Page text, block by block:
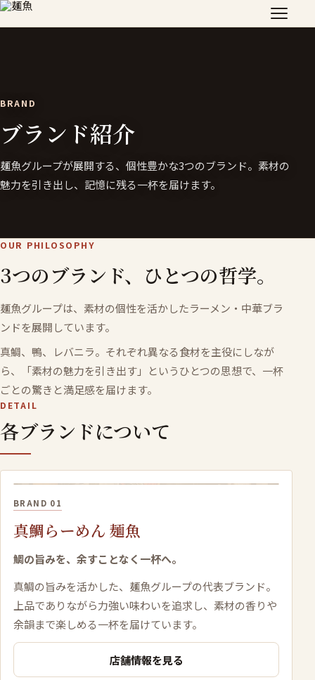
BRAND
ブランド紹介
麺魚グループが展開する、個性豊かな3つのブランド。素材の
魅力を引き出し、記憶に残る一杯を届けます。
OUR PHILOSOPHY
3つのブランド、ひとつの哲学。
麺魚グループは、素材の個性を活かしたラーメン・中華ブラ
ンドを展開しています。
真鯛、鴨、レバニラ。それぞれ異なる食材を主役にしなが
ら、「素材の魅力を引き出す」というひとつの思想で、一杯
ごとの驚きと満足感を届けます。
DETAIL
各ブランドについて
BRAND 01
真鯛らーめん 麺魚
鯛の旨みを、余すことなく一杯へ。
真鯛の旨みを活かした、麺魚グループの代表ブランド。
上品でありながら力強い味わいを追求し、素材の香りや
余韻まで楽しめる一杯を届けています。
店舗情報を見る